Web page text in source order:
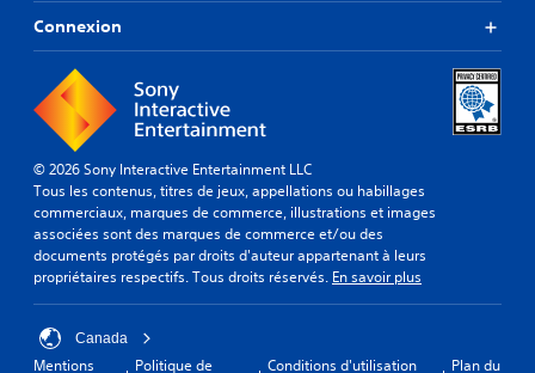
Connexion
© 2026 Sony Interactive Entertainment LLC
Tous les contenus, titres de jeux, appellations ou habillages
commerciaux, marques de commerce, illustrations et images
associées sont des marques de commerce et/ou des
documents protégés par droits d'auteur appartenant à leurs
propriétaires respectifs. Tous droits réservés. En savoir plus
Canada
Mentions Politique de Conditions d'utilisation Plan du